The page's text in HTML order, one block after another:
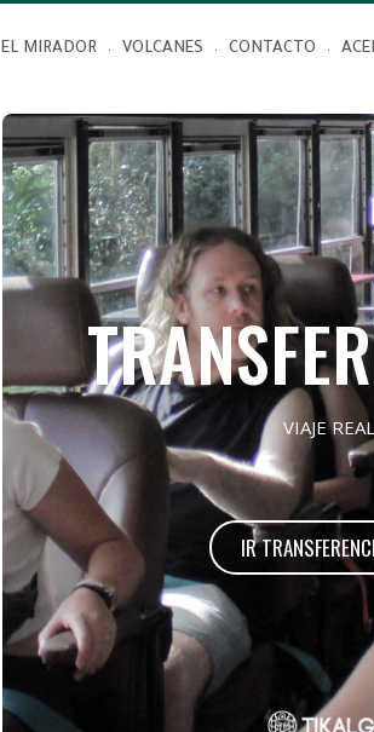
EL MIRADOR VOLCANES CONTACTO
VIAJE REAL
IR